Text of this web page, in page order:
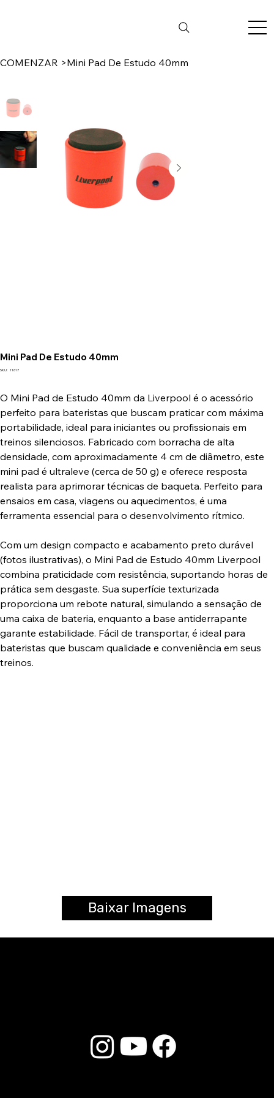
COMENZAR >Mini Pad De Estudo 40mm
Mini Pad De Estudo 40mm
SKU: SKU
11617
O Mini Pad de Estudo 40mm da Liverpool é o acessório
perfeito para bateristas que buscam praticar com máxima
portabilidade, ideal para iniciantes ou profissionais em
treinos silenciosos. Fabricado com borracha de alta
densidade, com aproximadamente 4 cm de diâmetro, este
mini pad é ultraleve (cerca de 50 g) e oferece resposta
realista para aprimorar técnicas de baqueta. Perfeito para
ensaios em casa, viagens ou aquecimentos, é uma
ferramenta essencial para o desenvolvimento rítmico.
Com um design compacto e acabamento preto durável
(fotos ilustrativas), o Mini Pad de Estudo 40mm Liverpool
combina praticidade com resistência, suportando horas de
prática sem desgaste. Sua superfície texturizada
proporciona um rebote natural, simulando a sensação de
uma caixa de bateria, enquanto a base antiderrapante
garante estabilidade. Fácil de transportar, é ideal para
bateristas que buscam qualidade e conveniência em seus
treinos.
Baixar Imagens